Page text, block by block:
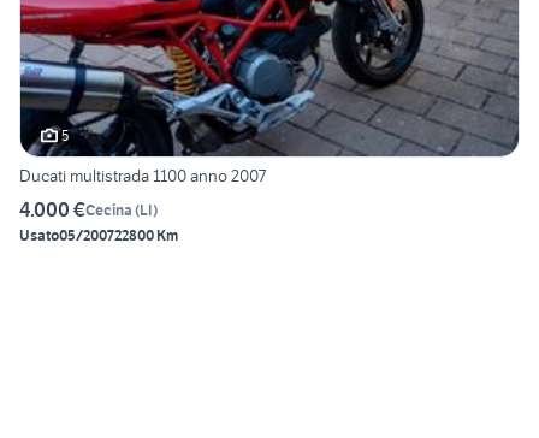
5
Ducati multistrada 1100 anno 2007
4.000 €Cecina (LI)
Usato05/200722800 Km